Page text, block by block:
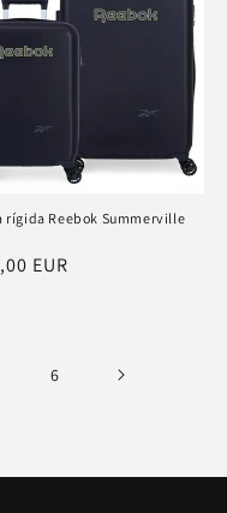
rígida Reebok Summerville
EUR
6